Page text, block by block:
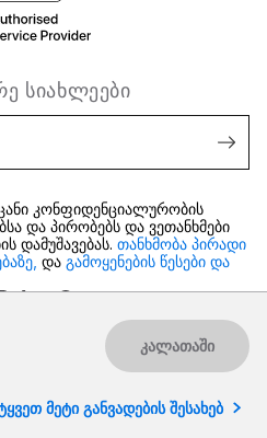
კალათაში
მეტი განვადების შესახებ
სიახლეები
კონფიდენციალურობის
და პირობებს და ვეთანხმები
დამუშავებას. თანხმობა პირადი
და გამოყენების წესები და
ყველა უფლება დაცულია.